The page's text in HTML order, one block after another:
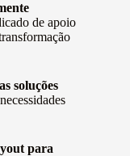
de apoio
soluções
para